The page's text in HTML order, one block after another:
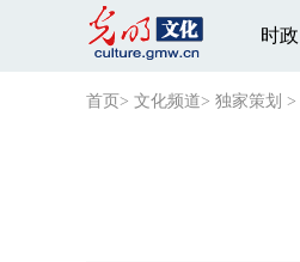
时政
首页 > 文化频道> 独家策划 >